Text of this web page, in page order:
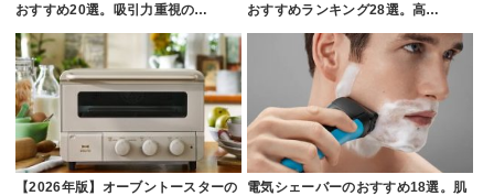
おすすめ20選。吸引力重視の…
おすすめランキング28選。高…
【2026年版】オーブントースターの
電気シェーバーのおすすめ18選。肌